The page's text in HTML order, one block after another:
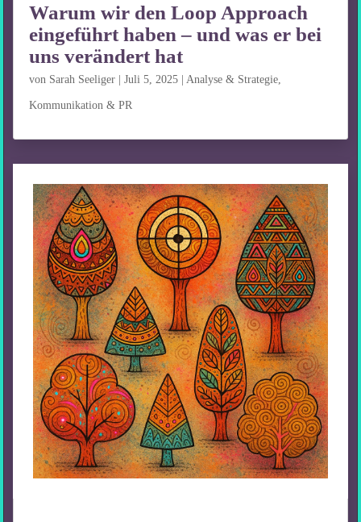
Warum wir den Loop Approach
eingeführt haben – und was er bei
uns verändert hat
von Sarah Seeliger |Juli 5, 2025 Analyse & Strategie
Kommunikation & PR